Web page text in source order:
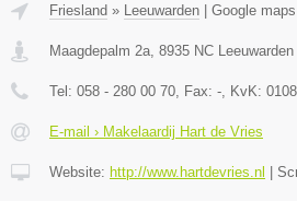
Friesland » Leeuwarden | Google maps
Maagdepalm 2a 8935 NC Leeuwarden
Tel: 058 - 280 00 70 , Fax: - , KvK:
E-mail › Makelaardij Hart de Vries
Website: http://www.hartdevries.nl |